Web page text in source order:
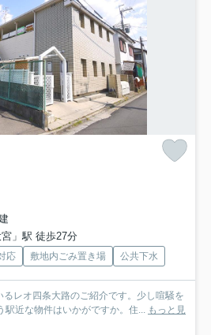
」駅 徒歩27分
応 敷地内ごみ置き場 公共下水
レオ四条大路のご紹介です。少し喧騒を
近な物件はいかがですか。住...
もっと見